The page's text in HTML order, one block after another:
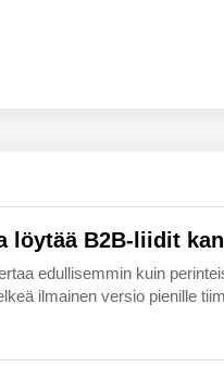
löytää B2B-liidit
edullisemmin kuin
ilmainen versio pienille